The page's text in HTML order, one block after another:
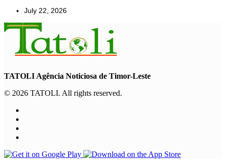
July 22, 2026
TATOLI Agência Noticiosa de Timor-Leste
© 2026 TATOLI. All rights reserved.